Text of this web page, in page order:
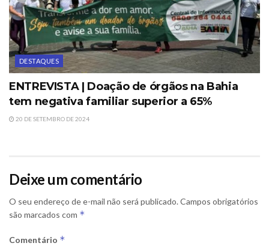
DESTAQUES
ENTREVISTA | Doação de órgãos na Bahia
tem negativa familiar superior a 65%
20 DE SETEMBRO DE 2024
Deixe um comentário
O seu endereço de e-mail não será publicado. Campos obrigatórios
são marcados com *
Comentário *